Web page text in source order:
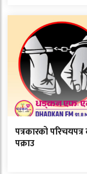
पत्रकारको
पक्राउ